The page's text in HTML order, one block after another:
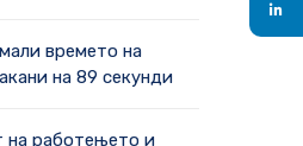
времето на
на 89 секунди
на работењето и